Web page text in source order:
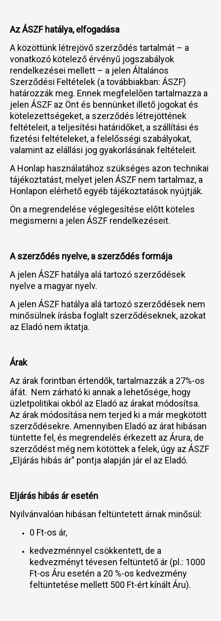
Az ÁSZF hatálya, elfogadása
A közöttünk létrejövő szerződés tartalmát – a
vonatkozó kötelező érvényű jogszabályok
rendelkezései mellett – a jelen Általános
Szerződési Feltételek (a továbbiakban: ÁSZF)
határozzák meg. Ennek megfelelően tartalmazza a
jelen ÁSZF az Önt és bennünket illető jogokat és
kötelezettségeket, a szerződés létrejöttének
feltételeit, a teljesítési határidőket, a szállítási és
fizetési feltételeket, a felelősségi szabályokat,
valamint az elállási jog gyakorlásának feltételeit.
A Honlap használatához szükséges azon technikai
tájékoztatást, melyet jelen ÁSZF nem tartalmaz, a
Honlapon elérhető egyéb tájékoztatások nyújtják.
Ön a megrendelése véglegesítése előtt köteles
megismerni a jelen ÁSZF rendelkezéseit.
A szerződés nyelve, a szerződés formája
A jelen ÁSZF hatálya alá tartozó szerződések
nyelve a magyar nyelv.
A jelen ÁSZF hatálya alá tartozó szerződések nem
minősülnek írásba foglalt szerződéseknek, azokat
az Eladó nem iktatja.
Árak
Az árak forintban értendők, tartalmazzák a 27%-os
áfát. Nem zárható ki annak a lehetősége, hogy
üzletpolitikai okból az Eladó az árakat módosítsa.
Az árak módosítása nem terjed ki a már megkötött
szerződésekre. Amennyiben Eladó az árat hibásan
tüntette fel, és megrendelés érkezett az Árura, de
szerződést még nem kötöttek a felek, úgy az ÁSZF
„Eljárás hibás ár” pontja alapján jár el az Eladó.
Eljárás hibás ár esetén
Nyilvánvalóan hibásan feltüntetett árnak minősül:
0 Ft-os ár,
kedvezménnyel csökkentett, de a
kedvezményt tévesen feltüntető ár (pl.: 1000
Ft-os Áru esetén a 20 %-os kedvezmény
feltüntetése mellett 500 Ft-ért kínált Áru).